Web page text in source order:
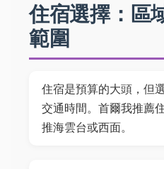
住宿選擇：區
範圍
住宿是預算的大頭，但
交通時間。首爾我推薦
推海雲台或西面。